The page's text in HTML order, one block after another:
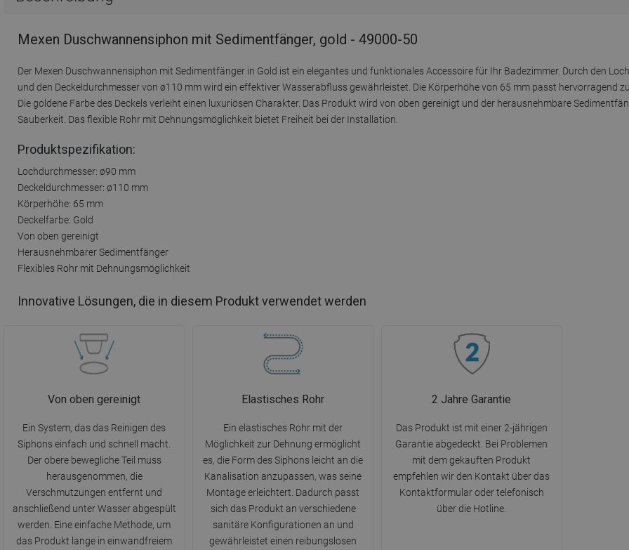
Mexen Duschwannensiphon mit Sedimentfänger, gold - 49000-50
Der Mexen Duschwannensiphon mit Sedimentfänger in Gold ist ein elegantes und funktionales Accessoire für Ihr Badezimmer. Durch den
und den Deckeldurchmesser von ø110 mm wird ein effektiver Wasserabfluss gewährleistet. Die Körperhöhe von 65 mm passt hervorragend
Die goldene Farbe des Deckels verleiht einen luxuriösen Charakter. Das Produkt wird von oben gereinigt und der herausnehmbare
Sauberkeit. Das flexible Rohr mit Dehnungsmöglichkeit bietet Freiheit bei der Installation.
Produktspezifikation:
Lochdurchmesser: ø90 mm
Deckeldurchmesser: ø110 mm
Körperhöhe: 65 mm
Deckelfarbe: Gold
Von oben gereinigt
Herausnehmbarer Sedimentfänger
Flexibles Rohr mit Dehnungsmöglichkeit
Innovative Lösungen, die in diesem Produkt verwendet werden
Von oben gereinigt
Ein System, das das Reinigen des
Siphons einfach und schnell macht.
Der obere bewegliche Teil muss
herausgenommen, die
Verschmutzungen entfernt und
anschließend unter Wasser abgespült
werden. Eine einfache Methode, um
das Produkt lange in einwandfreiem
Elastisches Rohr
Ein elastisches Rohr mit der
Möglichkeit zur Dehnung ermöglicht
es, die Form des Siphons leicht an die
Kanalisation anzupassen, was seine
Montage erleichtert. Dadurch passt
sich das Produkt an verschiedene
sanitäre Konfigurationen an und
gewährleistet einen reibungslosen
2 Jahre Garantie
Das Produkt ist mit einer 2-jährigen
Garantie abgedeckt. Bei Problemen
mit dem gekauften Produkt
empfehlen wir den Kontakt über das
Kontaktformular oder telefonisch
über die Hotline.